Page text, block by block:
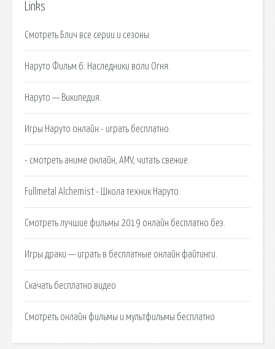
Links
Смотреть Блич все серии и сезоны.
Наруто Фильм 6: Наследники воли Огня.
Наруто — Википедия.
Игры Наруто онлайн - играть бесплатно.
- смотреть аниме онлайн, AMV, читать свежие.
Fullmetal Alchemist - Школа техник Наруто.
Смотреть лучшие фильмы 2019 онлайн бесплатно без.
Игры драки — играть в бесплатные онлайн файтинги.
Cкачать бесплатно видео
Смотреть онлайн фильмы и мультфильмы бесплатно